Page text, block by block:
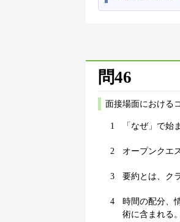
問46
面接場面における
1 「なぜ」で
2 オープンクエ
3 要約とは、ク
4
時間の配分、
術に含まれる。